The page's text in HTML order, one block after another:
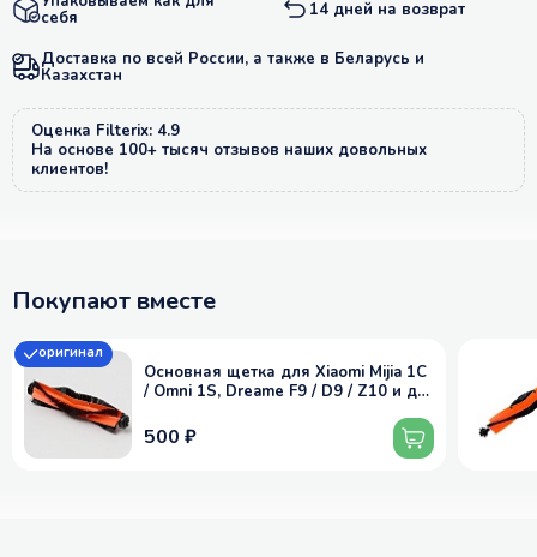
себя 14 дней на возврат
Доставка по всей России, а также в Беларусь и
Казахстан
Оценка Filterix: 4.9
На основе 100+ тысяч отзывов наших довольных
клиентов!
Покупают вместе
Основная щетка для Xiaomi Mijia 1C
/ Omni 1S, Dreame F9 / D9 / Z10 и др.
оригинал
500 ₽